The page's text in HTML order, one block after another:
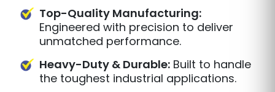
Top-Quality Manufacturing:
Engineered with precision to deliver
unmatched performance.
Heavy-Duty & Durable: Built to handle
the toughest industrial applications.